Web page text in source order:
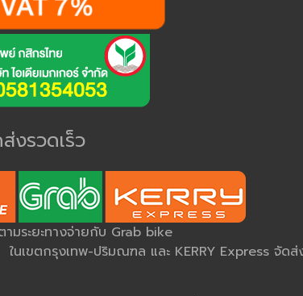
งรวดเร็ว
มระยะทางจ่ายกับ Grab bike
ในเขตกรุงเทพ-ปริมณฑล และ KERRY Express จัดส่